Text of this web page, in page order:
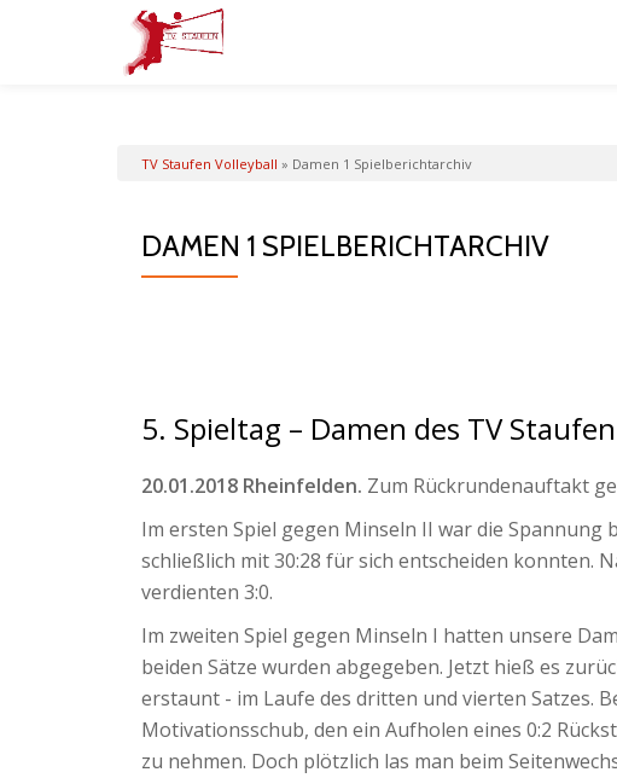
TV Staufen Volleyball » Damen 1 Spielberichtarchiv
DAMEN 1 SPIELBERICHTARCHIV
5. Spieltag – Damen des TV
20.01.2018 Rheinfelden. Zum Rückrundenauftakt
Im ersten Spiel gegen Minseln II war die
schließlich mit 30:28 für sich entscheiden konnten.
verdienten 3:0.
Im zweiten Spiel gegen Minseln I hatten unsere
beiden Sätze wurden abgegeben. Jetzt hieß es
erstaunt - im Laufe des dritten und vierten Satzes.
Motivationsschub, den ein Aufholen eines 0:2
zu nehmen. Doch plötzlich las man beim